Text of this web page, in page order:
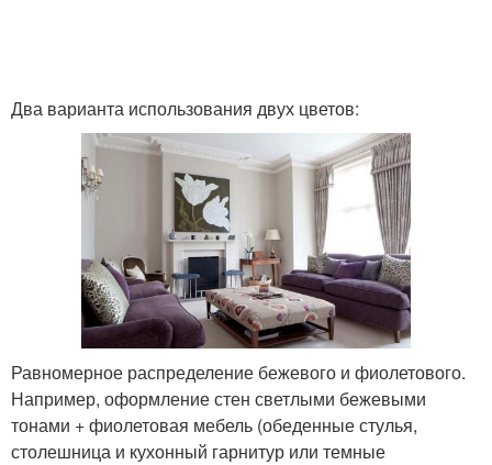
Два варианта использования двух цветов:
Равномерное распределение бежевого и фиолетового.
Например, оформление стен светлыми бежевыми
тонами + фиолетовая мебель (обеденные стулья,
столешница и кухонный гарнитур или темные